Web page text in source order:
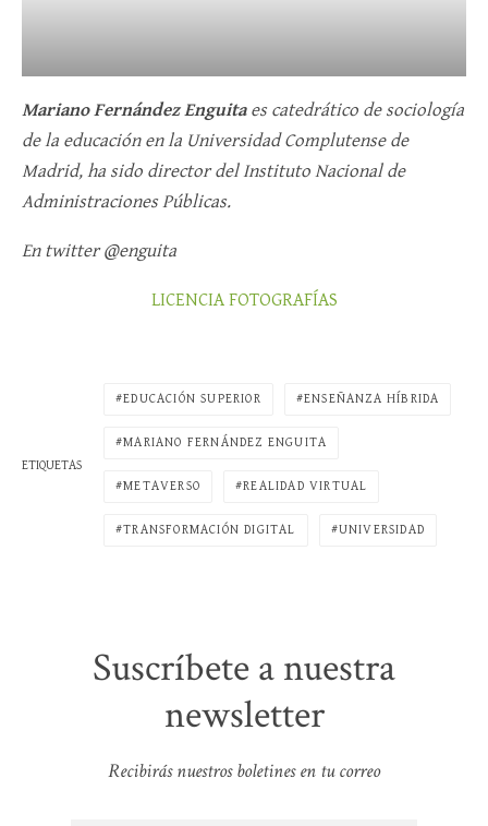
Mariano Fernández Enguitaes catedrático de sociología
de la educación en la Universidad Complutense de
Madrid, ha sido director del Instituto Nacional de
Administraciones Públicas.
En twitter@enguita
LICENCIA FOTOGRAFÍAS
ETIQUETAS
EDUCACIÓN SUPERIOR ENSEÑANZA HÍBRIDA
MARIANO FERNÁNDEZ ENGUITA
METAVERSO REALIDAD VIRTUAL
TRANSFORMACIÓN DIGITAL UNIVERSIDAD
Suscríbete a nuestra
newsletter
Recibirás nuestros boletines en tu correo